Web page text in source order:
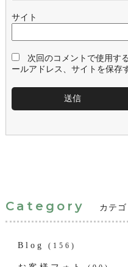
サイト
次回のコメントで使用す
ールアドレス、サイトを保存
Category カテゴ
Blog (156)